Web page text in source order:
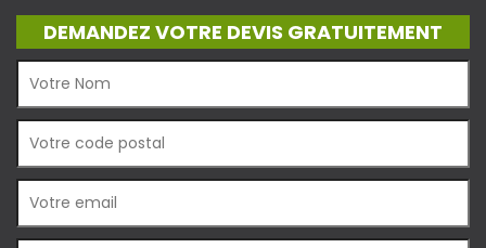
DEMANDEZ VOTRE DEVIS GRATUITEMENT